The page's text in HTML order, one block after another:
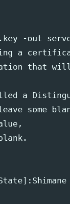
-out
a
that
a
some